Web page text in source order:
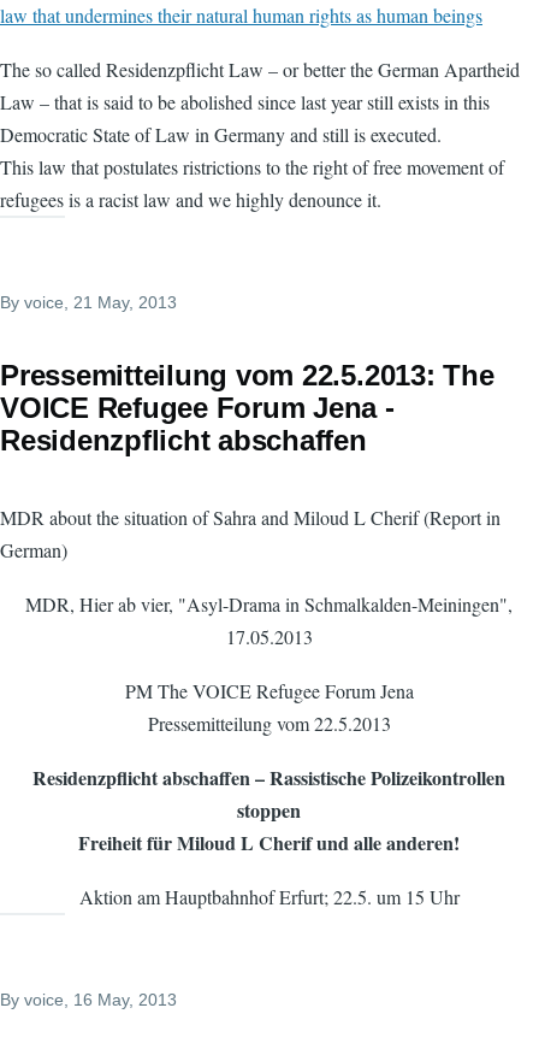
law that undermines their natural human rights as human beings
The so called Residenzpflicht Law – or better the German Apartheid
Law – that is said to be abolished since last year still exists in this
Democratic State of Law in Germany and still is executed.
This law that postulates ristrictions to the right of free movement of
refugees is a racist law and we highly denounce it.
By voice , 21 May, 2013
Pressemitteilung vom 22.5.2013: The
VOICE Refugee Forum Jena -
Residenzpflicht abschaffen
MDR about the situation of Sahra and Miloud L Cherif (Report in
German)
MDR, Hier ab vier, "Asyl-Drama in Schmalkalden-Meiningen",
17.05.2013
PM The VOICE Refugee Forum Jena
Pressemitteilung vom 22.5.2013
Residenzpflicht abschaffen – Rassistische Polizeikontrollen
stoppen
Freiheit für Miloud L Cherif und alle anderen!
Aktion am Hauptbahnhof Erfurt; 22.5. um 15 Uhr
By voice, 16 May, 2013